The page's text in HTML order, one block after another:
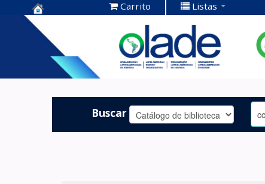
Centro de
Documentación
OLADE -
Carrito Listas
Buscar